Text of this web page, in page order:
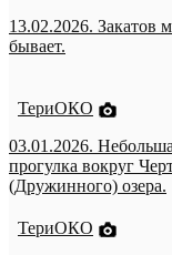
13.02.2026. Закатов
бывает.
ТериОКО
03.01.2026.
прогулка вокруг
(Дружинного) озера.
ТериОКО